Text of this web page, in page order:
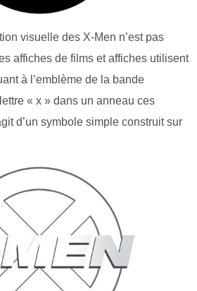
visuelle des X-Men n’est pas
affiches de films et affiches utilisent
à l’emblème de la bande
« x » dans un anneau ces
d’un symbole simple construit sur